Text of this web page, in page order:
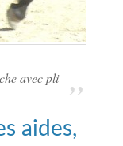
avec pli
aides,